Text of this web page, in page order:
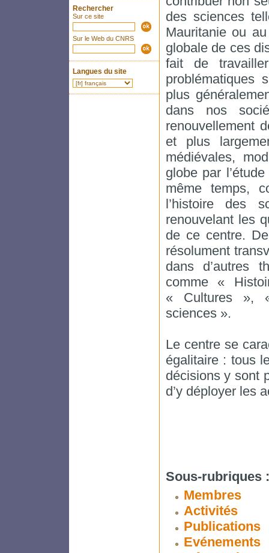
Rechercher
Sur ce site
Sur le Web du CNRS
Langues du site
des sciences
Mauritanie ou
globale de ces
fait de
problématiques
plus
dans nos
renouvellement
et plus
médiévales,
globe par
même temps,
l’histoire des
renouvelant les
de ce centre.
résolument
dans d’autres
comme «
« Cultures »,
sciences ».
Le centre se
égalitaire : tous
décisions y sont
d’y déployer les
Sous-rubriques :
Membres
Activités
Publications
Evénements